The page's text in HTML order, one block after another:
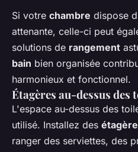
Si votre chambre dispose
attenante, celle-ci peut
solutions de rangement
bain bien organisée
harmonieux et fonctionnel.
Étagères au-dessus des
L'espace au-dessus des
utilisé. Installez des
ranger des serviettes, des